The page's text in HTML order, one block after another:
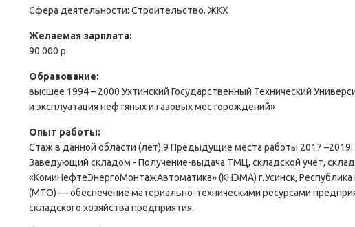
Сфера деятельности: Строительство. ЖКХ
Желаемая зарплата:
90 000 р.
Образование:
высшее 1994 – 2000 Ухтинский Государственный Технический
и эксплуатация нефтяных и газовых месторождений»
Опыт работы:
Стаж в данной области (лет):9 Предыдущие места работы 2017
Заведующий складом - Получение-выдача ТМЦ, складской учёт,
«КомиНефтеЭнергоМонтажАвтоматика» (КНЭМА) г.Усинск,
(МТО) — обеспечение материально-техническими ресурсами
складского хозяйства предприятия.